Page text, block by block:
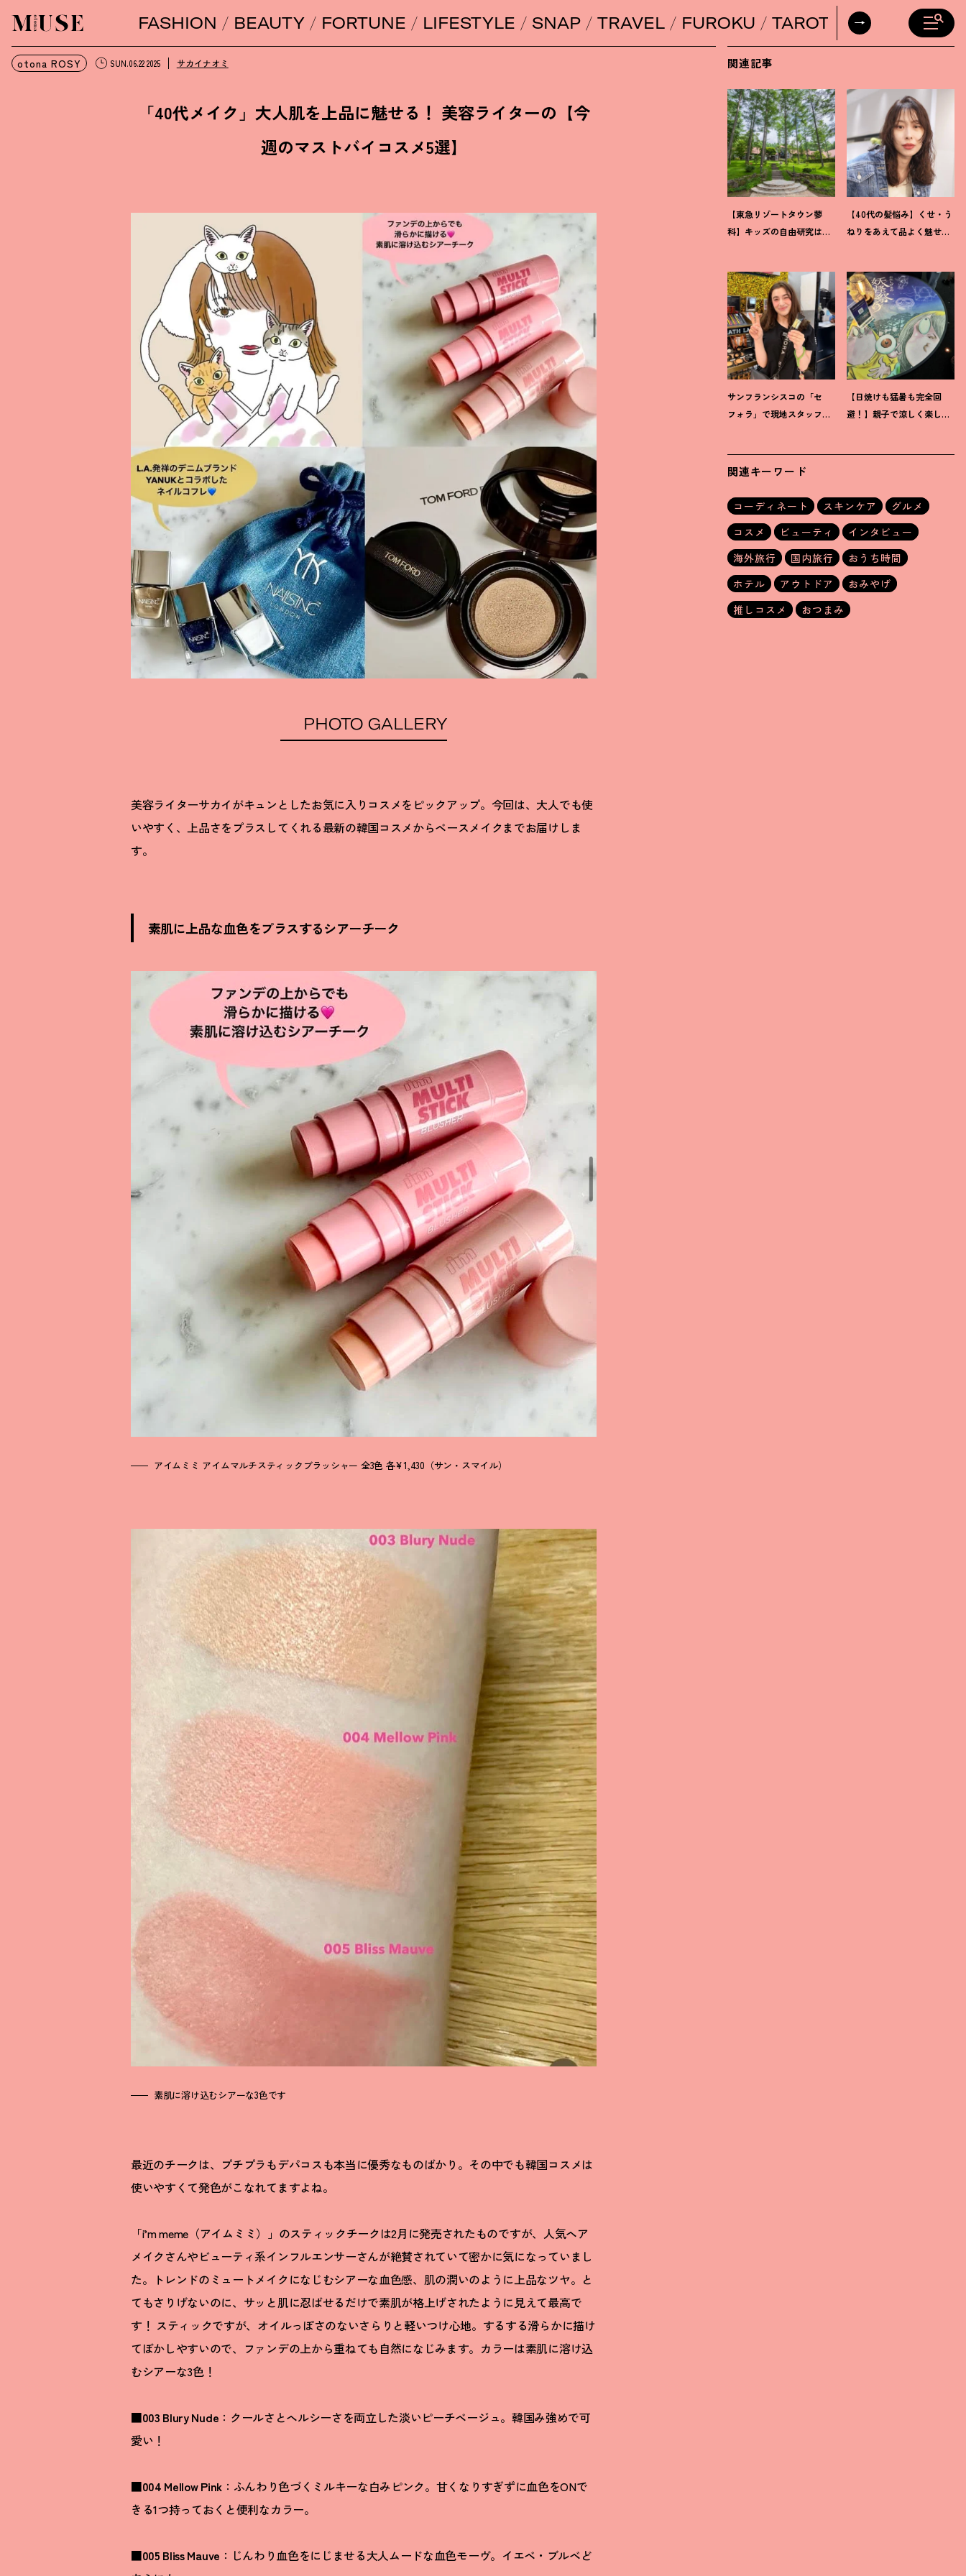
オトナミューズ ウェブFASHION BEAUTY FORTUNE LIFESTYLE SNAP TRAVEL FUROKU TAROT DAILY
otona ROSY SUN.06.22 2025 サカイナオミ
「40代メイク」大人肌を上品に魅せる ！ 美容ライターの【今
週のマストバイコスメ5選】
PHOTO GALLERY
美容ライターサカイがキュンとしたお気に入りコスメをピックアップ。今回は、大人でも使
いやすく、上品さをプラスしてくれる最新の韓国コスメからベースメイクまでお届けしま
す。
素肌に上品な血色をプラスするシアーチーク
アイムミミ アイムマルチスティックブラッシャー 全3色 各¥1,430（サン・スマイル）
素肌に溶け込むシアーな3色です
最近のチークは、プチプラもデパコスも本当に優秀なものばかり。その中でも韓国コスメは
使いやすくて発色がこなれてますよね。
「i’m meme（アイムミミ）」のスティックチークは2月に発売されたものですが、人気ヘア
メイクさんやビューティ系インフルエンサーさんが絶賛されていて密かに気になっていまし
た。トレンドのミュートメイクになじむシアーな血色感、肌の潤いのように上品なツヤ。と
てもさりげないのに、サッと肌に忍ばせるだけで素肌が格上げされたように見えて最高で
す ！ スティックですが、オイルっぽさのないさらりと軽いつけ心地。するする滑らかに描け
てぼかしやすいので、ファンデの上から重ねても自然になじみます。カラーは素肌に溶け込
むシアーな3色！
■003 Blury Nude ：クールさとヘルシーさを両立した淡いピーチベージュ。韓国み強めで可
愛い ！
■004 Mellow Pink：ふんわり色づくミルキーな白みピンク。甘くなりすぎずに血色をONで
きる1つ持っておくと便利なカラー。
■005 Bliss Mauve ：じんわり血色をにじませる大人ムードな血色モーヴ。イエベ・ブルベど
関連記事
【東急リゾートタウン蓼
科】キッズの自由研究は完
【40代の髪悩み】くせ・う
ねりをあえて品よく魅せる
サンフランシスコの「セ
フォラ」で現地スタッフを
【日焼けも猛暑も完全回
避 ！ 】親子で涼しく楽しめ
関連キーワード
コーディネート スキンケア
グルメ
コスメ
ビューティ
インタビュー
海外旅行
国内旅行
おうち時間
ホテル
アウトドア
おみやげ
推しコスメ
おつまみ